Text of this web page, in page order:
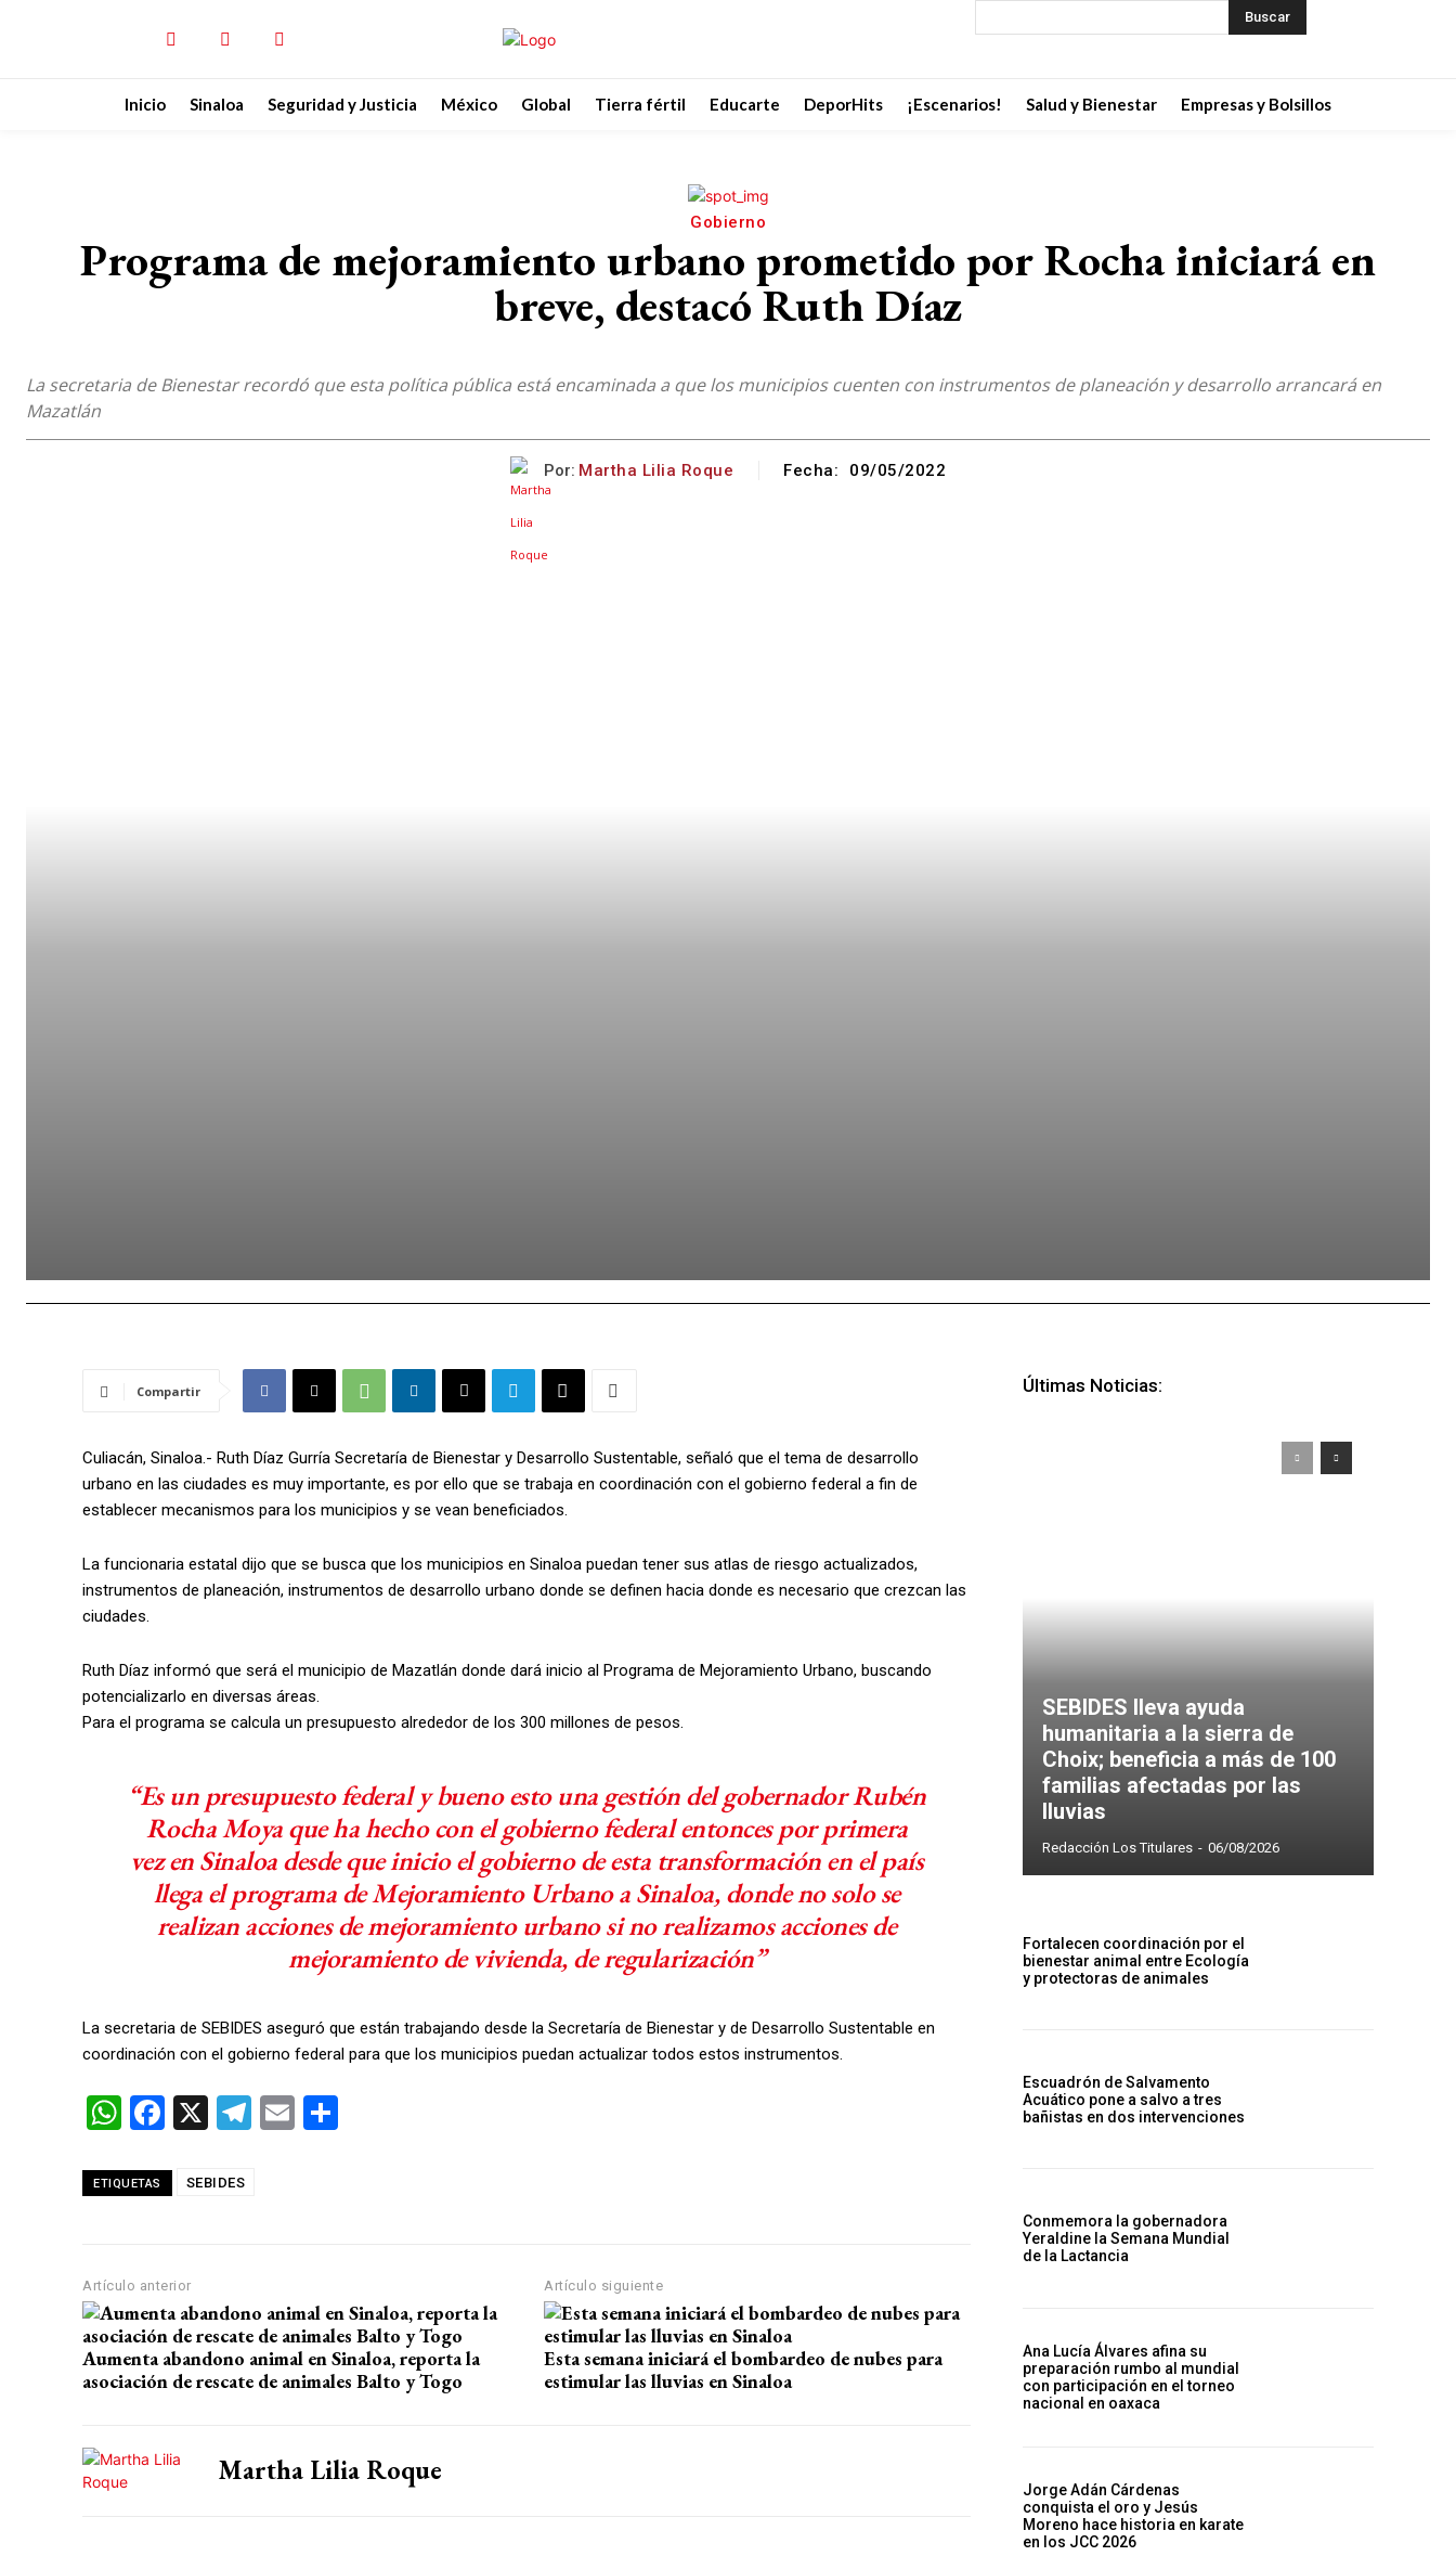
Buscar
Inicio Sinaloa Seguridad y Justicia México Global Tierra fértil Educarte DeporHits ¡Escenarios! Salud y Bienestar Empresas y Bolsillos
Gobierno
Programa de mejoramiento urbano prometido por Rocha iniciará en
breve, destacó Ruth Díaz
La secretaria de Bienestar recordó que esta política pública está encaminada a que los municipios cuenten con instrumentos de planeación y desarrollo arrancará en
Mazatlán
Por: Martha Lilia Roque Fecha: 09/05/2022
Compartir
Culiacán, Sinaloa.- Ruth Díaz Gurría Secretaría de Bienestar y Desarrollo Sustentable, señaló que el tema de desarrollo
urbano en las ciudades es muy importante, es por ello que se trabaja en coordinación con el gobierno federal a fin de
establecer mecanismos para los municipios y se vean beneficiados.
La funcionaria estatal dijo que se busca que los municipios en Sinaloa puedan tener sus atlas de riesgo actualizados,
instrumentos de planeación, instrumentos de desarrollo urbano donde se definen hacia donde es necesario que crezcan las
ciudades.
Ruth Díaz informó que será el municipio de Mazatlán donde dará inicio al Programa de Mejoramiento Urbano, buscando
potencializarlo en diversas áreas.
Para el programa se calcula un presupuesto alrededor de los 300 millones de pesos.
“Es un presupuesto federal y bueno esto una gestión del gobernador Rubén
Rocha Moya que ha hecho con el gobierno federal entonces por primera
vez en Sinaloa desde que inicio el gobierno de esta transformación en el país
llega el programa de Mejoramiento Urbano a Sinaloa, donde no solo se
realizan acciones de mejoramiento urbano si no realizamos acciones de
mejoramiento de vivienda, de regularización”
La secretaria de SEBIDES aseguró que están trabajando desde la Secretaría de Bienestar y de Desarrollo Sustentable en
coordinación con el gobierno federal para que los municipios puedan actualizar todos estos instrumentos.
W
at
p
p
F
ce
o
k
X
T
E
ETIQUETAS SEBIDES
Artículo anterior
Aumenta abandono animal en Sinaloa, reporta la
asociación de rescate de animales Balto y Togo
Artículo siguiente
Esta semana iniciará el bombardeo de nubes para
estimular las lluvias en Sinaloa
Martha Lilia Roque
Últimas Noticias:
SEBIDES lleva ayuda
humanitaria a la sierra de
Choix; beneficia a más de 100
familias afectadas por las
lluvias
Redacción Los Titulares - 06/08/2026
Fortalecen coordinación por el
bienestar animal entre Ecología
y protectoras de animales
Escuadrón de Salvamento
Acuático pone a salvo a tres
bañistas en dos intervenciones
Conmemora la gobernadora
Yeraldine la Semana Mundial
de la Lactancia
Ana Lucía Álvares afina su
preparación rumbo al mundial
con participación en el torneo
nacional en oaxaca
Jorge Adán Cárdenas
conquista el oro y Jesús
Moreno hace historia en karate
en los JCC 2026